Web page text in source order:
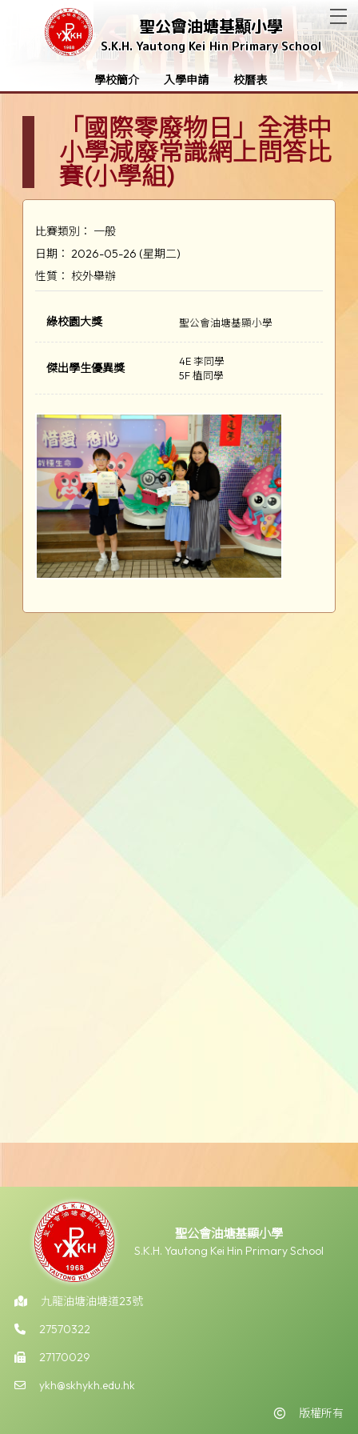
聖公會油塘基顯小學
S.K.H. Yautong Kei Hin Primary School
學校簡介 入學申請 校曆表
「國際零廢物日」全港中
小學減廢常識網上問答比
賽(小學組)
比賽類別： 一般
日期： 2026-05-26 (星期二)
性質： 校外舉辦
綠校園大獎 聖公會油塘基顯小學
傑出學生優異獎
4E 李同學
5F 植同學
聖公會油塘基顯小學
S.K.H. Yautong Kei Hin Primary School
九龍油塘油塘道23號
27570322
27170029
ykh@skhykh.edu.hk
版權所有